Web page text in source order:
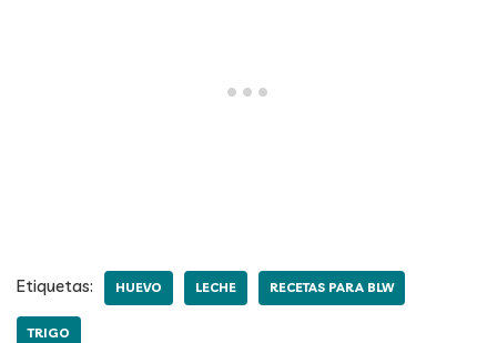
Etiquetas: HUEVO LECHE RECETAS PARA BLW
TRIGO